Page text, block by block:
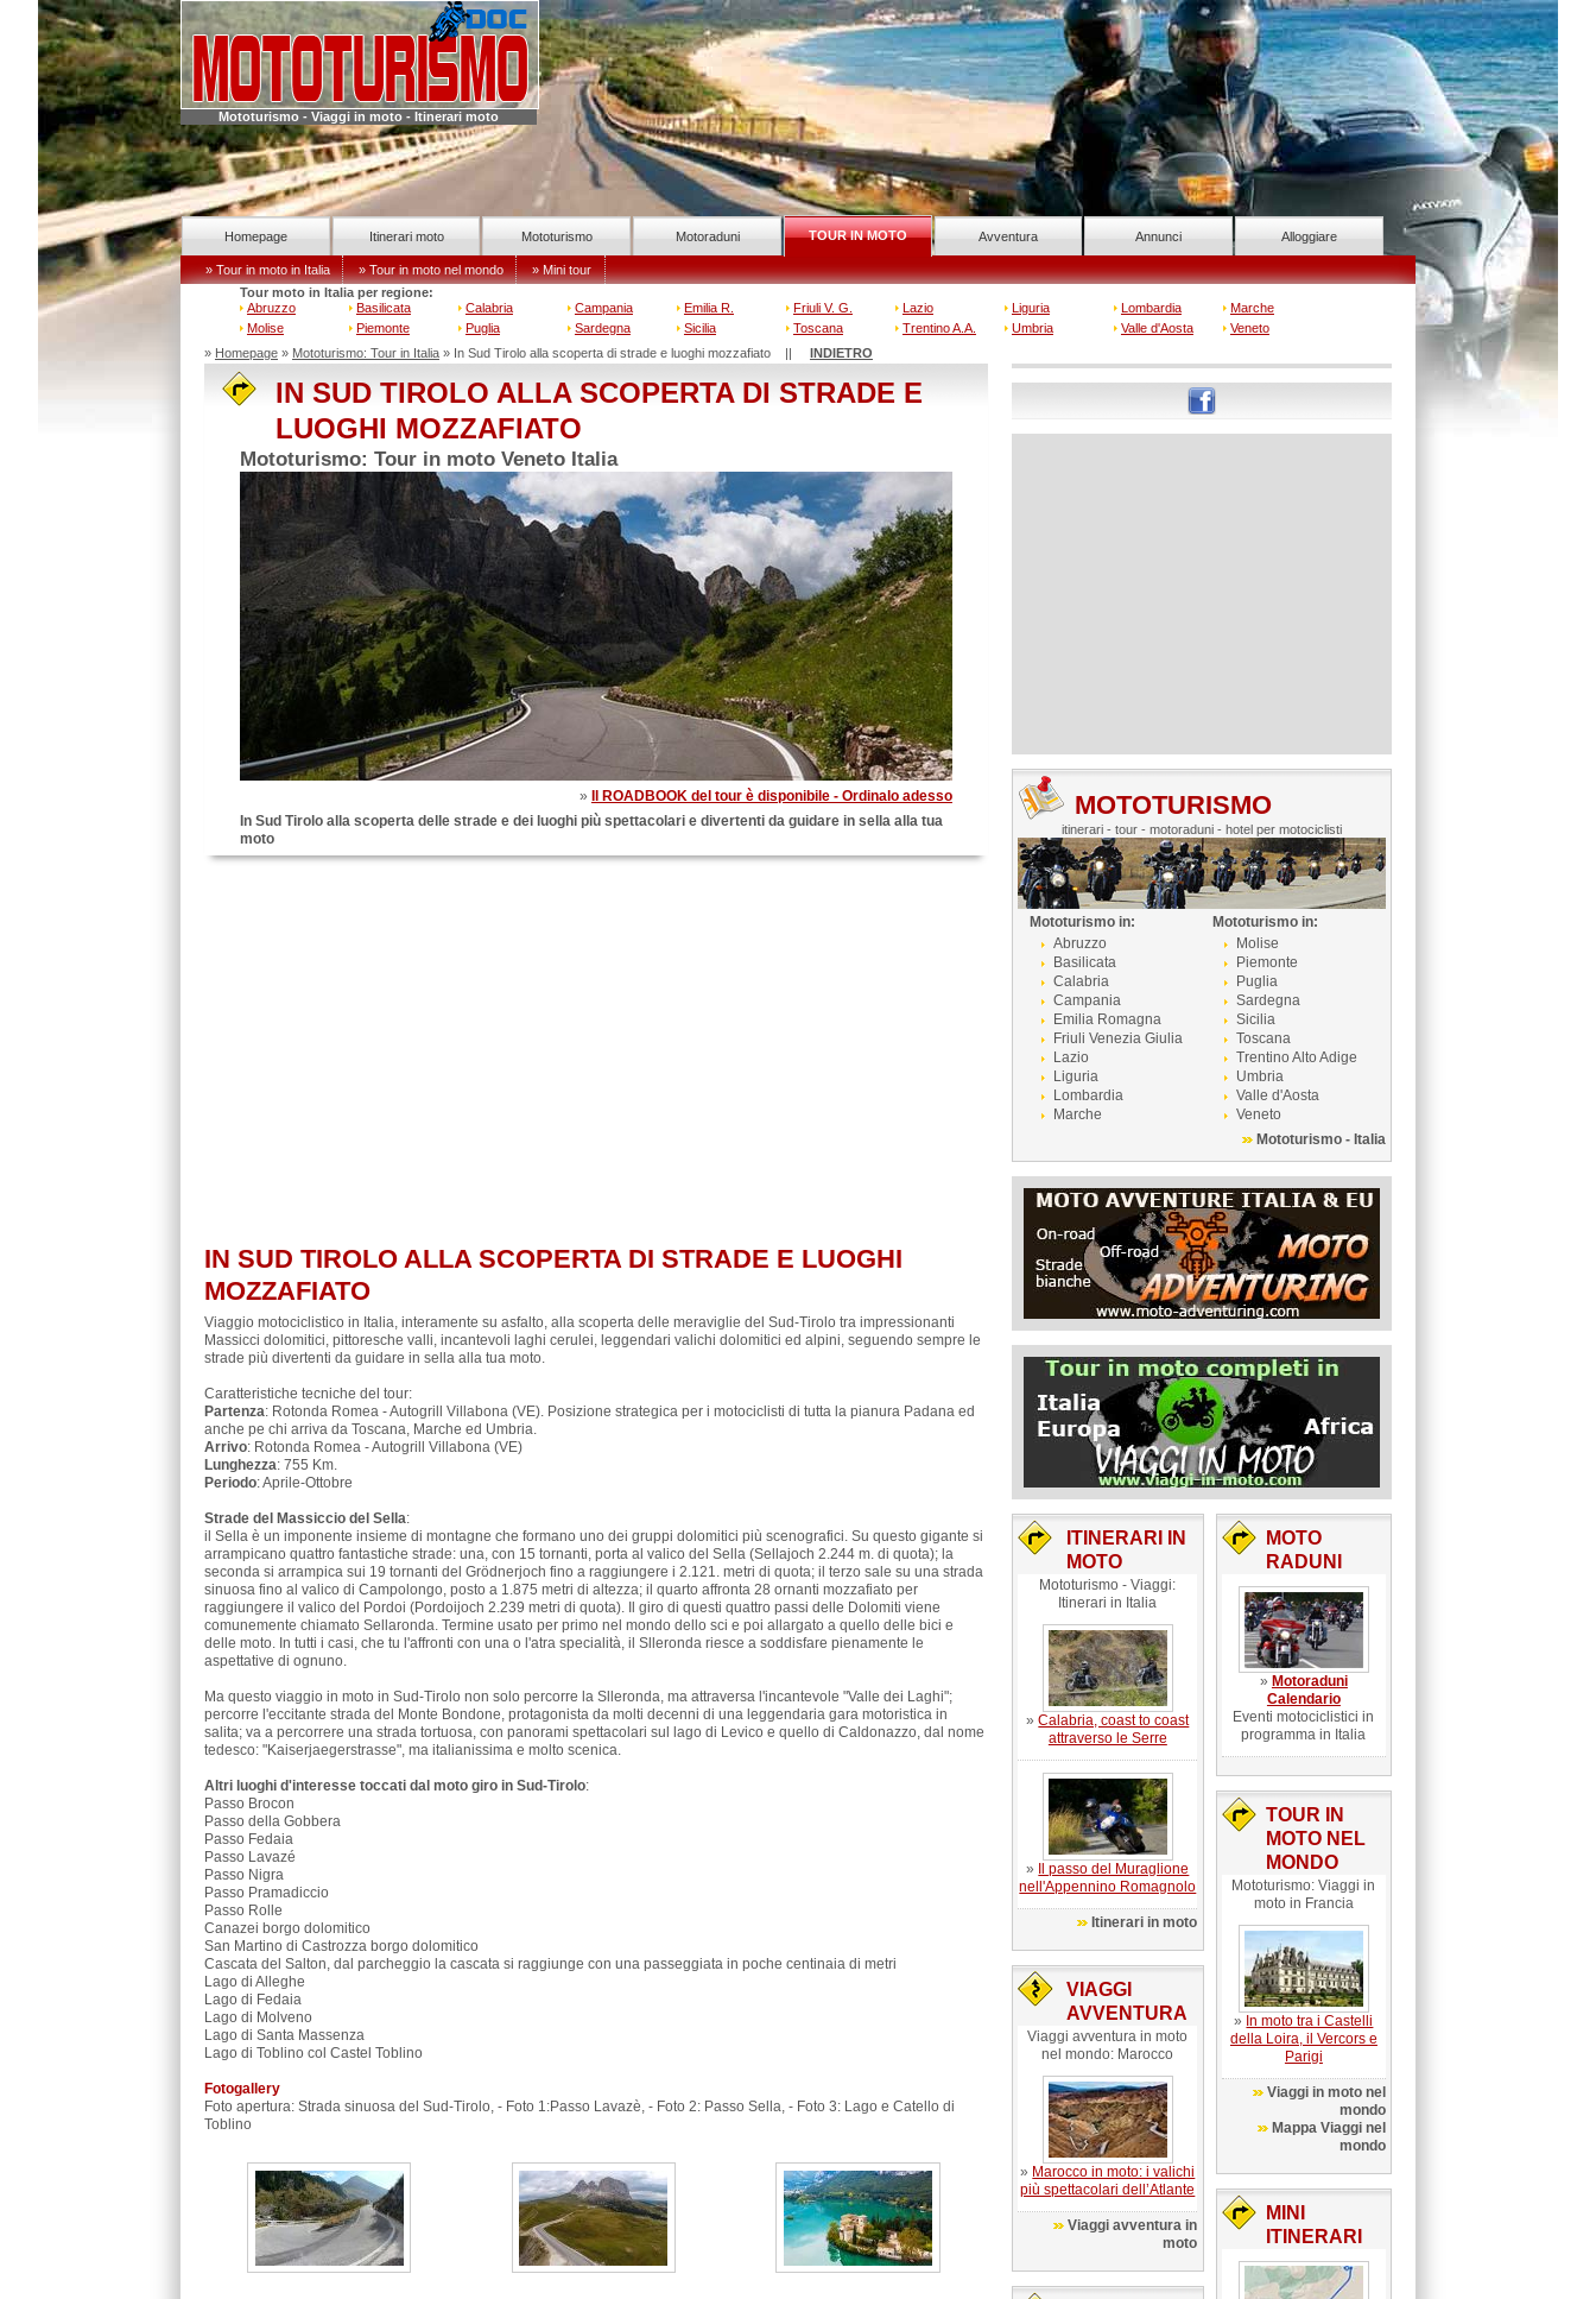
Mototurismo - Viaggi in moto - Itinerari moto
Homepage Itinerari moto Mototurismo Motoraduni TOUR IN MOTO Avventura Annunci Alloggiare
» Tour in moto in Italia » Tour in moto nel mondo
» Mini tour
Tour moto in Italia per regione:
Abruzzo
Basilicata Calabria Campania Emilia R. Friuli V. G. Lazio Liguria Lombardia
Marche
Molise
Piemonte Puglia Sardegna Sicilia Toscana Trentino A.A. Umbria Valle d'Aosta
Veneto
» Homepage» Mototurismo: Tour in Italia» In Sud Tirolo alla scoperta di strade e luoghi mozzafiato || INDIETRO
IN SUD TIROLO ALLA SCOPERTA DI STRADE E
LUOGHI MOZZAFIATO
Mototurismo: Tour in moto Veneto Italia
»
Il ROADBOOK del tour è disponibile - Ordinalo adesso
In Sud Tirolo alla scoperta delle strade e dei luoghi più spettacolari e divertenti da guidare in sella alla tua
moto
IN SUD TIROLO ALLA SCOPERTA DI STRADE E LUOGHI
MOZZAFIATO
Viaggio motociclistico in Italia, interamente su asfalto, alla scoperta delle meraviglie del Sud-Tirolo tra impressionanti
Massicci dolomitici, pittoresche valli, incantevoli laghi cerulei, leggendari valichi dolomitici ed alpini, seguendo sempre le
strade più divertenti da guidare in sella alla tua moto.
Caratteristiche tecniche del tour:
Partenza: Rotonda Romea - Autogrill Villabona (VE). Posizione strategica per i motociclisti di tutta la pianura Padana ed
anche pe chi arriva da Toscana, Marche ed Umbria.
Arrivo: Rotonda Romea - Autogrill Villabona (VE)
Lunghezza: 755 Km.
Periodo: Aprile-Ottobre
Strade del Massiccio del Sella:
il Sella è un imponente insieme di montagne che formano uno dei gruppi dolomitici più scenografici. Su questo gigante si
arrampicano quattro fantastiche strade: una, con 15 tornanti, porta al valico del Sella (Sellajoch 2.244 m. di quota); la
seconda si arrampica sui 19 tornanti del Grödnerjoch fino a raggiungere i 2.121. metri di quota; il terzo sale su una strada
sinuosa fino al valico di Campolongo, posto a 1.875 metri di altezza; il quarto affronta 28 ornanti mozzafiato per
raggiungere il valico del Pordoi (Pordoijoch 2.239 metri di quota). Il giro di questi quattro passi delle Dolomiti viene
comunemente chiamato Sellaronda. Termine usato per primo nel mondo dello sci e poi allargato a quello delle bici e
delle moto. In tutti i casi, che tu l'affronti con una o l'atra specialità, il Slleronda riesce a soddisfare pienamente le
aspettative di ognuno.
Ma questo viaggio in moto in Sud-Tirolo non solo percorre la Slleronda, ma attraversa l'incantevole "Valle dei Laghi";
percorre l'eccitante strada del Monte Bondone, protagonista da molti decenni di una leggendaria gara motoristica in
salita; va a percorrere una strada tortuosa, con panorami spettacolari sul lago di Levico e quello di Caldonazzo, dal nome
tedesco: "Kaiserjaegerstrasse", ma italianissima e molto scenica.
Altri luoghi d'interesse toccati dal moto giro in Sud-Tirolo:
Passo Brocon
Passo della Gobbera
Passo Fedaia
Passo Lavazé
Passo Nigra
Passo Pramadiccio
Passo Rolle
Canazei borgo dolomitico
San Martino di Castrozza borgo dolomitico
Cascata del Salton, dal parcheggio la cascata si raggiunge con una passeggiata in poche centinaia di metri
Lago di Alleghe
Lago di Fedaia
Lago di Molveno
Lago di Santa Massenza
Lago di Toblino col Castel Toblino
Fotogallery
Foto apertura: Strada sinuosa del Sud-Tirolo, - Foto 1:Passo Lavazè, - Foto 2: Passo Sella, - Foto 3: Lago e Catello di
Toblino
MOTOTURISMO
itinerari - tour - motoraduni - hotel per motociclisti
Mototurismo in:
Abruzzo
Basilicata
Calabria
Campania
Emilia Romagna
Friuli Venezia Giulia
Lazio
Liguria
Lombardia
Marche
Mototurismo in:
Molise
Piemonte
Puglia
Sardegna
Sicilia
Toscana
Trentino Alto Adige
Umbria
Valle d'Aosta
Veneto
Mototurismo - Italia
ITINERARI IN
MOTO
Mototurismo - Viaggi:
Itinerari in Italia
»Calabria, coast to coast
attraverso le Serre
»
Il passo del Muraglione
nell'Appennino Romagnolo
Itinerari in moto
VIAGGI
AVVENTURA
Viaggi avventura in moto
nel mondo: Marocco
» Marocco in moto: i valichi
più spettacolari dell’Atlante
Viaggi avventura in
moto
MOTO
RADUNI
» Motoraduni
Calendario
Eventi motociclistici in
programma in Italia
TOUR IN
MOTO NEL
MONDO
Mototurismo: Viaggi in
moto in Francia
» In moto tra i Castelli
della Loira, il Vercors e
Parigi
Viaggi in moto nel
mondo
Mappa Viaggi nel
mondo
MINI
ITINERARI